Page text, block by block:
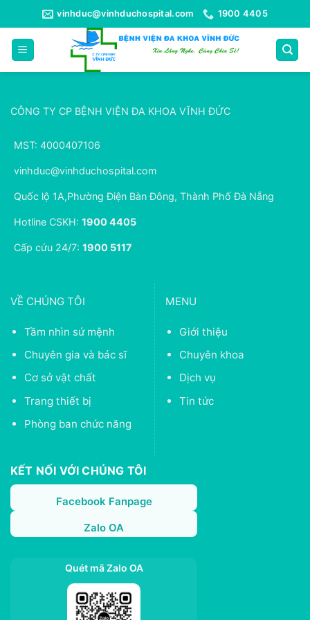
qua
nội
dung
vinhduc@vinhduchospital.com 1900 4405
CÔNG TY CP BỆNH VIỆN ĐA KHOA VĨNH ĐỨC
MST: 4000407106
vinhduc@vinhduchospital.com
Quốc lộ 1A,Phường Điện Bàn Đông, Thành Phố Đà Nẵng
Hotline CSKH: 1900 4405
Cấp cứu 24/7: 1900 5117
VỀ CHÚNG TÔI
Tầm nhìn sứ mệnh
Chuyên gia và bác sĩ
Cơ sở vật chất
Trang thiết bị
Phòng ban chức năng
MENU
Giới thiệu
Chuyên khoa
Dịch vụ
Tin tức
KẾT NỐI VỚI CHÚNG TÔI
Facebook Fanpage
Zalo OA
Quét mã Zalo OA